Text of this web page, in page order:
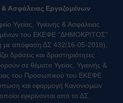
& Ασφάλειας Εργαζομένων
Υγείας, Υγιεινής & Ασφάλειας
του ΕΚΕΦΕ “ΔΗΜΟΚΡΙΤΟΣ”
με απόφαση ΔΣ 432/16-05-2018),
δράσεις και δραστηριότητες
σε θέματα Υγείας, Υγιεινής &
του Προσωπικού του ΕΚΕΦΕ
και εφαρμογή Κανονισμών
εγκρίνονται από το ΔΣ.